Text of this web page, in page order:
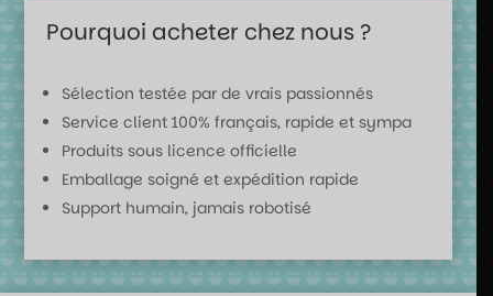
Pourquoi acheter chez nous ?
Sélection testée par de vrais passionnés
Service client 100% français, rapide et sympa
Produits sous licence officielle
Emballage soigné et expédition rapide
Support humain, jamais robotisé